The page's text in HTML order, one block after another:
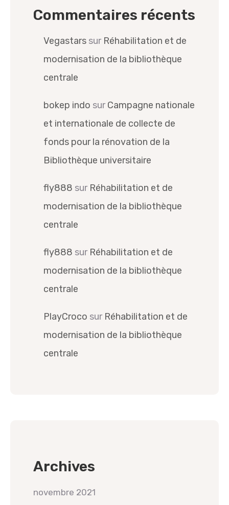
Commentaires récents
Vegastars sur Réhabilitation et de
modernisation de la bibliothèque
centrale
bokep indo surCampagne nationale
et internationale de collecte de
fonds pour la rénovation de la
Bibliothèque universitaire
fly888 sur Réhabilitation et de
modernisation de la bibliothèque
centrale
fly888 sur Réhabilitation et de
modernisation de la bibliothèque
centrale
PlayCroco sur Réhabilitation et de
modernisation de la bibliothèque
centrale
Archives
novembre 2021